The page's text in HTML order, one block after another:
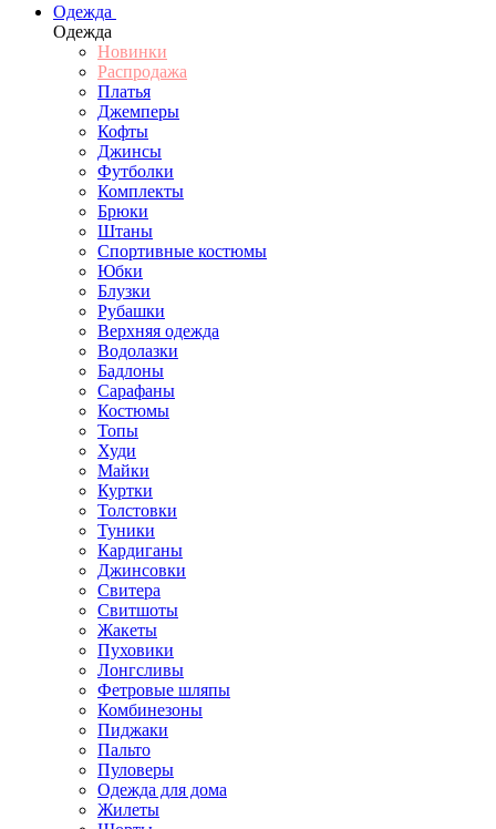
Одежда
Одежда
Новинки
Распродажа
Платья
Джемперы
Кофты
Джинсы
Футболки
Комплекты
Брюки
Штаны
Спортивные костюмы
Юбки
Блузки
Рубашки
Верхняя одежда
Водолазки
Бадлоны
Сарафаны
Костюмы
Топы
Худи
Майки
Куртки
Толстовки
Туники
Кардиганы
Джинсовки
Свитера
Свитшоты
Жакеты
Пуховики
Лонгсливы
Фетровые шляпы
Комбинезоны
Пиджаки
Пальто
Пуловеры
Одежда для дома
Жилеты